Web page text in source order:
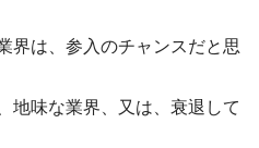
界は、参入のチャンスだと思
地味な業界、又は、衰退して